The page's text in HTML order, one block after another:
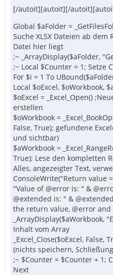
[/autoit][autoit][/
Global $aFolder =
Suche XLSX Dateien ab dem
Datei hier liegt
;~ _ArrayDisplay($aFolder,
;~ Local $Counter = 1; Setze
For $i = 1 To
Local $oExcel, $oWorkbook,
$oExcel = _Excel_Open()
erstellen
$oWorkbook =
False, True); gefundene
und sichtbar)
$aWorkbook =
True); Lese den kompletten
Alles, angezeigter Text,
ConsoleWrite("Return value
"Value of @error is: " &
@extended is: " &
the return value, @error and
_ArrayDisplay($aWorkbook,
Inhalt vom Array
_Excel_Close($oExcel,
(nichts speichern,
;~ $Counter = $Counter + 1;
Next